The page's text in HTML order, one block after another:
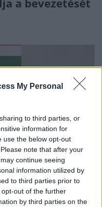
My Personal
to third parties, or
information for
use the below opt-out
note that after your
continue seeing
information utilized by
to third parties prior to
out of the further
by third parties on the
a bevezetését
6170